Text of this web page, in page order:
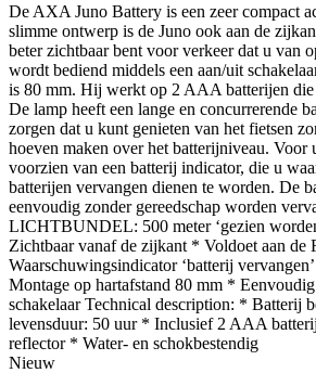
De AXA Juno Battery is een zeer compact
slimme ontwerp is de Juno ook aan de
beter zichtbaar bent voor verkeer dat u van
wordt bediend middels een aan/uit
is 80 mm. Hij werkt op 2 AAA batterijen die
De lamp heeft een lange en concurrerende
zorgen dat u kunt genieten van het fietsen
hoeven maken over het batterijniveau.
voorzien van een batterij indicator, die u
batterijen vervangen dienen te worden. De
eenvoudig zonder gereedschap worden
LICHTBUNDEL: 500 meter ‘gezien
Zichtbaar vanaf de zijkant * Voldoet aan de
Waarschuwingsindicator ‘batterij
Montage op hartafstand 80 mm *
schakelaar Technical description: * Batterij
levensduur: 50 uur * Inclusief 2 AAA
reflector * Water- en schokbestendig
Nieuw